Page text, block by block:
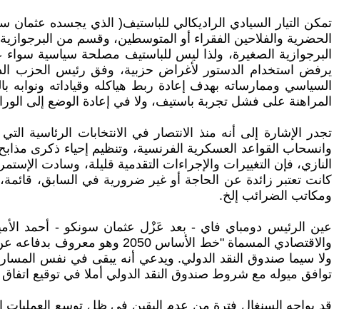
تمكن التيار السيادي الراديكالي للباستيف( الذي يجسده
الحضرية والفلاحين الفقراء أو المتوسطين، وقسم من
البرجوازية الصغيرة، ولذا ليس للباستيف مصلحة سياسية
يرفض استخدام الدستور لأغراض حزبية، وفق رئيس الحزب
السياسي وممارساته بهدف إعادة ربط هياكله وقياداته
المراهنة على فشل تجربة باستيف، ولا في إعادة الوضع إلى
النازي، فإن التغييرات والإجراءات التقدمية قليلة، وسادت
كانت تعتبر زائدة عن الحاجة أو غير ضرورية في السابق،
ومكاتب الضرائب إلخ.
عين الرئيس دومباي فاي - بعد عَزْل عثمان سونكو - أحمد
والاقتصادي المسماة "خط
ولا سيما صندوق النقد الدولي. ويدعي أنه يبقى في نفس
توافق ميوله مع شروط صندوق النقد الدولي أملا في توقيع
قد يواجه السنغال فترة من عدم اليقين في ظل توسع العمليات